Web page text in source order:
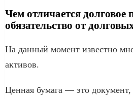
Чем отличается долговое
обязательство от
На данный момент известно
активов.
Ценная бумага — это документ,